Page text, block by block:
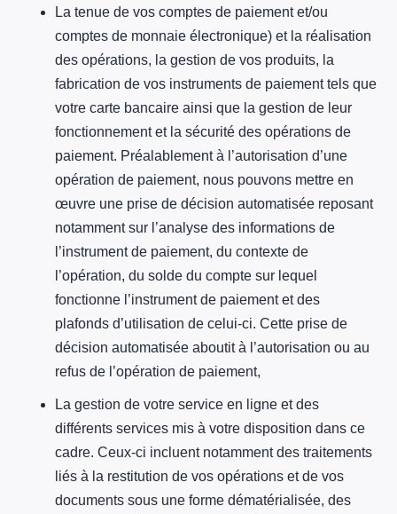
La tenue de vos comptes de paiement et/ou
comptes de monnaie électronique) et la réalisation
des opérations, la gestion de vos produits, la
fabrication de vos instruments de paiement tels que
votre carte bancaire ainsi que la gestion de leur
fonctionnement et la sécurité des opérations de
paiement. Préalablement à l’autorisation d’une
opération de paiement, nous pouvons mettre en
œuvre une prise de décision automatisée reposant
notamment sur l’analyse des informations de
l’instrument de paiement, du contexte de
l’opération, du solde du compte sur lequel
fonctionne l’instrument de paiement et des
plafonds d’utilisation de celui-ci. Cette prise de
décision automatisée aboutit à l’autorisation ou au
refus de l’opération de paiement,
La gestion de votre service en ligne et des
différents services mis à votre disposition dans ce
cadre. Ceux‑ci incluent notamment des traitements
liés à la restitution de vos opérations et de vos
documents sous une forme dématérialisée, des